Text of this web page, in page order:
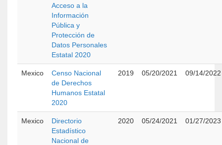
Acceso a la
Información
Pública y
Protección de
Datos Personales
Estatal 2020
Mexico
Censo Nacional
de Derechos
Humanos Estatal
2020
2019 05/20/2021 09/14/2022
Mexico
Directorio
Estadístico
Nacional de
2020 05/24/2021 01/27/2023